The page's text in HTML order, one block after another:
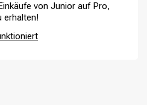
von Junior auf Pro,
erhalten!